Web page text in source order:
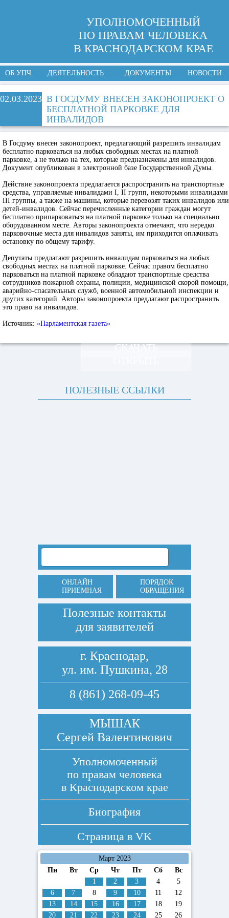
УПОЛНОМОЧЕННЫЙ
ПО ПРАВАМ ЧЕЛОВЕКА
В КРАСНОДАРСКОМ КРАЕ
ОБ УПЧ ДЕЯТЕЛЬНОСТЬ ДОКУМЕНТЫ НОВОСТИ
02.03.2023 В ГОСДУМУ ВНЕСЕН ЗАКОНОПРОЕКТ О
БЕСПЛАТНОЙ ПАРКОВКЕ ДЛЯ
ИНВАЛИДОВ
В Госдуму внесен законопроект, предлагающий разрешить инвалидам
бесплатно парковаться на любых свободных местах на платной
парковке, а не только на тех, которые предназначены для инвалидов.
Документ опубликован в электронной базе Государственной Думы.
Действие законопроекта предлагается распространить на транспортные
средства, управляемые инвалидами I, II групп, некоторыми инвалидами
III группы, а также на машины, которые перевозят таких инвалидов или
детей-инвалидов. Сейчас перечисленные категории граждан могут
бесплатно припарковаться на платной парковке только на специально
оборудованном месте. Авторы законопроекта отмечают, что нередко
парковочные места для инвалидов заняты, им приходится оплачивать
остановку по общему тарифу.
Депутаты предлагают разрешить инвалидам парковаться на любых
свободных местах на платной парковке. Сейчас правом бесплатно
парковаться на платной парковке обладают транспортные средства
сотрудников пожарной охраны, полиции, медицинской скорой помощи,
аварийно-спасательных служб, военной автомобильной инспекции и
других категорий. Авторы законопроекта предлагают распространить
это право на инвалидов.
Источник: «Парламентская газета»
СКАЧАТЬ
ПОЛЕЗНЫЕ ССЫЛКИ
ОНЛАЙН
ПРИЕМНАЯ
ПОРЯДОК
ОБРАЩЕНИЯ
Полезные контакты
для заявителей
г. Краснодар,
ул. им. Пушкина, 28
8 (861) 268-09-45
МЫШАК
Сергей Валентинович
Уполномоченный
по правам человека
в Краснодарском крае
Биография
Страница в VK
Март 2023
Пн
Вт Ср Чт Пт Сб
Вс
1
2 3 4
5
6
7 8 9 10 11
12
13
14 15 16 17 18
19
20
21 22 23 24 25 26